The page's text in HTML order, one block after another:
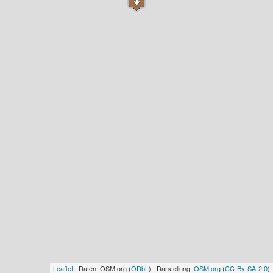
Leaflet | Daten: OSM.org (ODbL ) | Darstellung: OSM.org (CC-By-SA-2.0)